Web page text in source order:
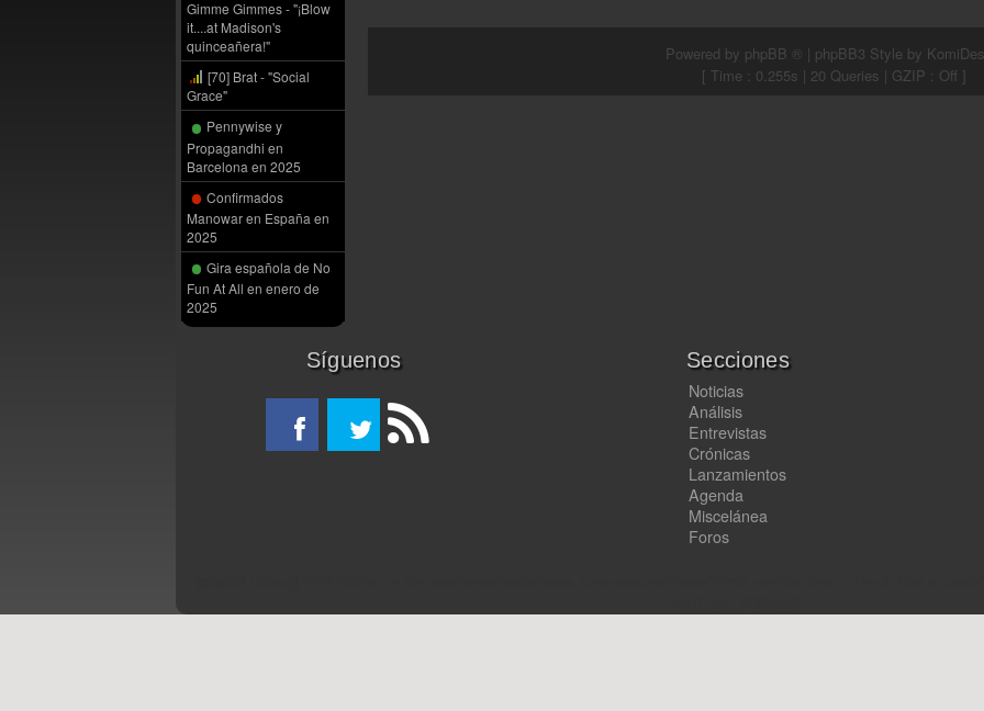
Gimme Gimmes - "¡Blow
it....at Madison's
quinceañera!"
[70] Brat - "Social
Grace"
Pennywise y
Propagandhi en
Barcelona en 2025
Confirmados
Manowar en España en
2025
Gira española de No
Fun At All en enero de
2025
Powered by phpBB ® | phpBB3 Style by
[ Time : 0.255s | 20 Queries | GZIP : Off ]
Síguenos Secciones
Noticias
Análisis
Entrevistas
Crónicas
Lanzamientos
Agenda
Miscelánea
Foros